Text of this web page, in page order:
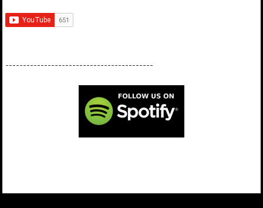
------------------------------------------